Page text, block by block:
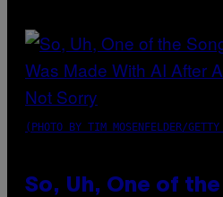
(PHOTO BY TIM MOSENFELDER/
So, Uh, One of